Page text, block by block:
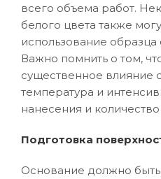
всего объема работ.
белого цвета также
использование
Важно помнить о том,
существенное влияние
температура и
нанесения и
Подготовка
Основание должно